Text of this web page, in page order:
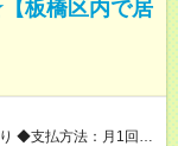
板橋区内で居
◆支払方法：月1回